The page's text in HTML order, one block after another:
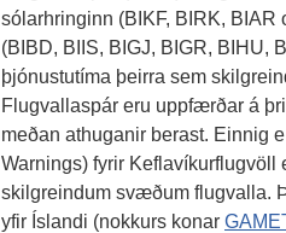
sólarhringinn (BIKF, BIRK,
(BIBD, BIIS, BIGJ, BIGR, BIHU,
þjónustutíma þeirra sem
Flugvallaspár eru uppfærðar á
meðan athuganir berast. Einnig
Warnings) fyrir
skilgreindum svæðum flugvalla.
yfir Íslandi (nokkurs konar